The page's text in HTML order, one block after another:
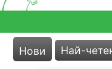
Нови Най-